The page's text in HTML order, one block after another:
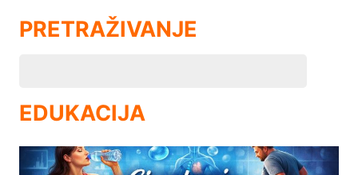
PRETRAŽIVANJE
EDUKACIJA